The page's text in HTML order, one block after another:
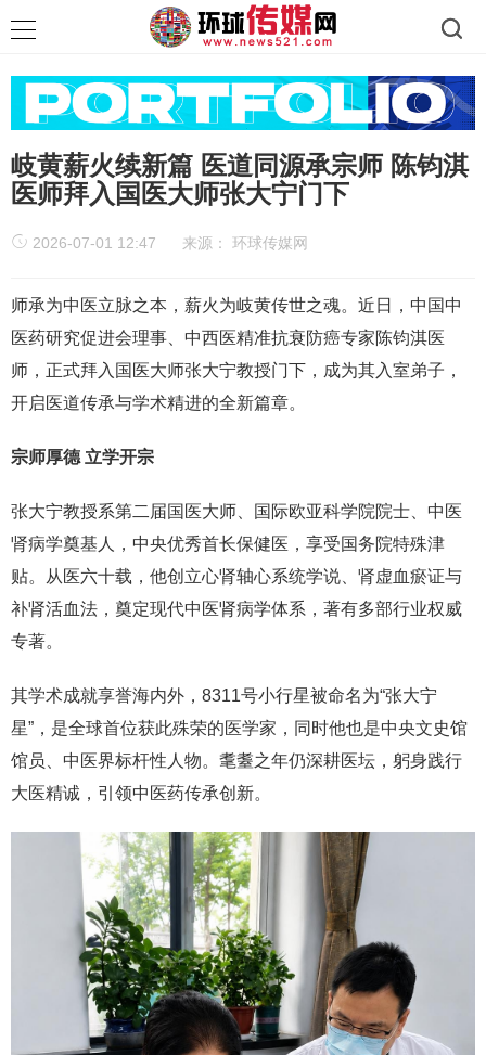
岐黄薪火续新篇 医道同源承宗师 陈钧淇
医师拜入国医大师张大宁门下
2026-07-01 12:47 来源： 环球传媒网
师承为中医立脉之本，薪火为岐黄传世之魂。近日，中国中
医药研究促进会理事、中西医精准抗衰防癌专家陈钧淇医
师，正式拜入国医大师张大宁教授门下，成为其入室弟子，
开启医道传承与学术精进的全新篇章。
宗师厚德 立学开宗
张大宁教授系第二届国医大师、国际欧亚科学院院士、中医
肾病学奠基人，中央优秀首长保健医，享受国务院特殊津
贴。从医六十载，他创立心肾轴心系统学说、肾虚血瘀证与
补肾活血法，奠定现代中医肾病学体系，著有多部行业权威
专著。
其学术成就享誉海内外，8311号小行星被命名为“张大宁
星”，是全球首位获此殊荣的医学家，同时他也是中央文史馆
馆员、中医界标杆性人物。耄耋之年仍深耕医坛，躬身践行
大医精诚，引领中医药传承创新。